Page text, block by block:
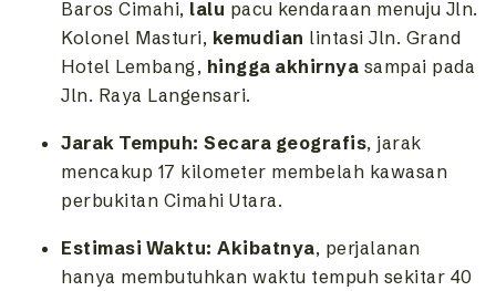
Baros Cimahi, lalu pacu kendaraan menuju Jln.
Kolonel Masturi, kemudian lintasi Jln. Grand
Hotel Lembang, hingga akhirnya sampai pada
Jln. Raya Langensari.
Jarak Tempuh: Secara geografis, jarak
mencakup 17 kilometer membelah kawasan
perbukitan Cimahi Utara.
Estimasi Waktu: Akibatnya, perjalanan
hanya membutuhkan waktu tempuh sekitar 40